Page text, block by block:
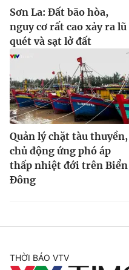
Sơn La: Đất bão hòa,
nguy cơ rất cao xảy ra lũ
quét và sạt lở đất
Quản lý chặt tàu thuyền,
chủ động ứng phó áp
thấp nhiệt đới trên Biển
Đông
THỜI BÁO VTV